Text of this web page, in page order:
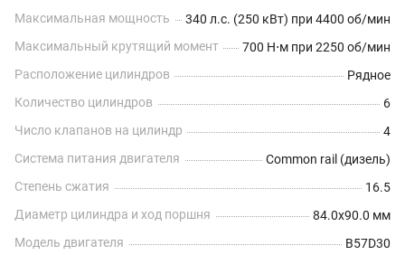
Максимальная мощность
340 л.с. (250 кВт) при 4400 об/мин
Максимальный крутящий момент
700 Н⋅м при 2250 об/мин
Расположение цилиндров
Рядное
Количество цилиндров
6
Число клапанов на цилиндр
4
Система питания двигателя
Common rail (дизель)
Степень сжатия
16.5
Диаметр цилиндра и ход поршня
84.0x90.0 мм
Модель двигателя
B57D30